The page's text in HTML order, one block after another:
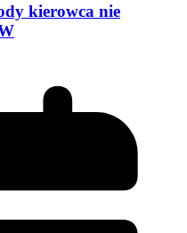
kierowca nie